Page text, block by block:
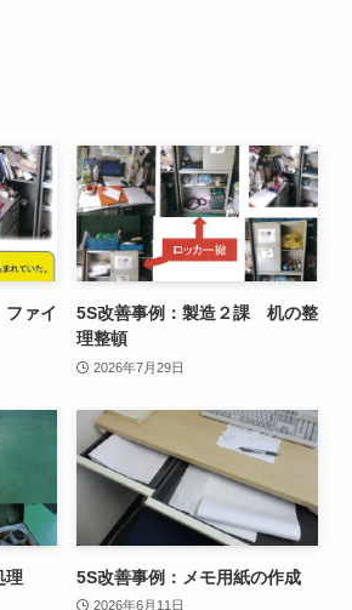
ァイ
5S改善事例：製造２課 机の整
理整頓
2026年7月29日
理 5S改善事例：メモ用紙の作成
2026年6月11日